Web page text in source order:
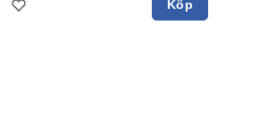
Köp